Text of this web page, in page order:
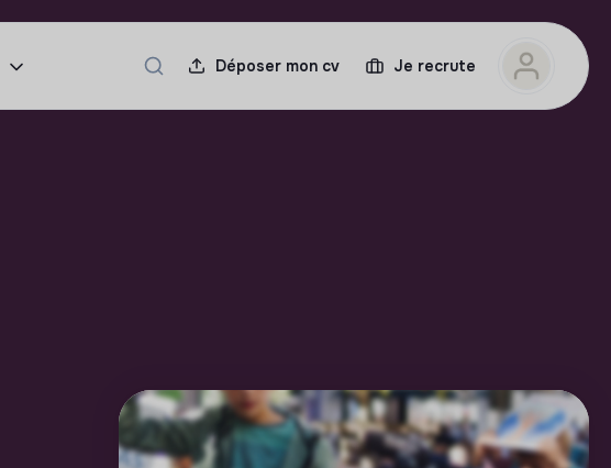
Déposer mon cv Je recrute